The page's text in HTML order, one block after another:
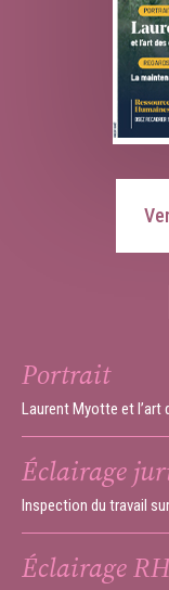
Portrait
Laurent Myotte et l’art
Éclairage
Inspection du travail
Éclairage